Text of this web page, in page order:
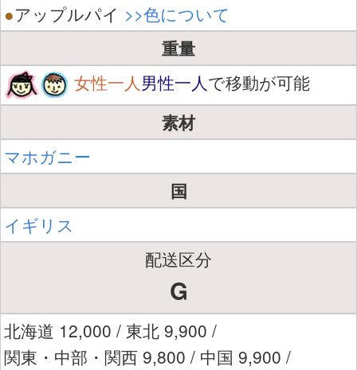
●アップルパイ >>色について
重量
女性一人男性一人で移動が可能
素材
マホガニー
国
イギリス
配送区分
G
北海道 12,000 / 東北 9,900 /
関東・中部・関西 9,800 / 中国 9,900 /